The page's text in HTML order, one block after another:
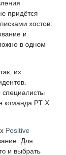
придётся
хостов:
и
в одном
их
команда PT X
Positive
Для
и выбрать